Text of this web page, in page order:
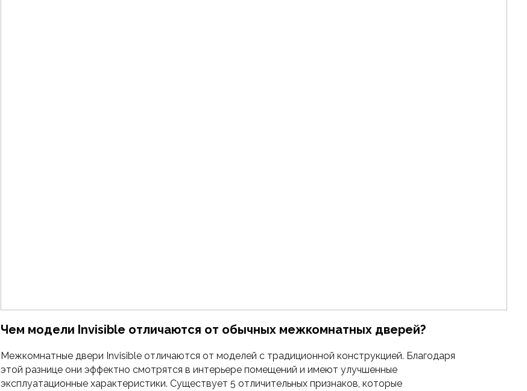
Чем модели Invisible отличаются от обычных межкомнатных дверей?
Межкомнатные двери Invisible отличаются от моделей с традиционной конструкцией. Благодаря
этой разнице они эффектно смотрятся в интерьере помещений и имеют улучшенные
эксплуатационные характеристики. Существует 5 отличительных признаков, которые